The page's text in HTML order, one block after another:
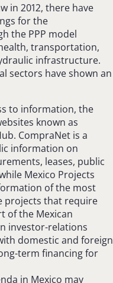
in 2012, there have
for the
the PPP model
transportation,
infrastructure.
sectors have shown an
to information, the
known as
CompraNet is a
information on
leases, public
Mexico Projects
of the most
projects that require
of the Mexican
investor-relations
domestic and foreign
term financing for
in Mexico may